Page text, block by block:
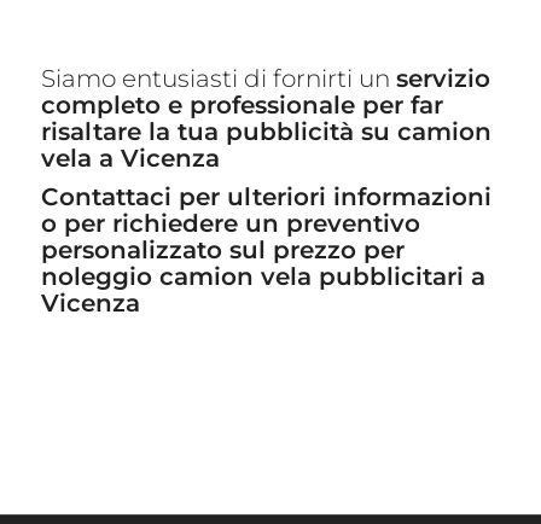
Siamo entusiasti di fornirti un servizio
completo e professionale per far
risaltare la tua pubblicità su camion
vela a Vicenza
Contattaci per ulteriori informazioni
o per richiedere un preventivo
personalizzato sul prezzo per
noleggio camion vela pubblicitari a
Vicenza